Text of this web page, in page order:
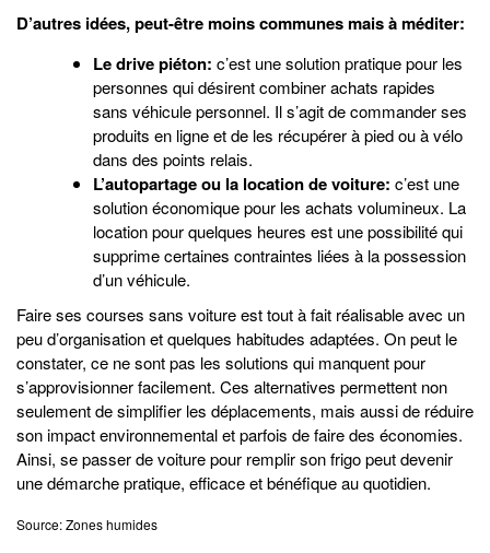
D’autres idées, peut-être moins communes mais à méditer:
Le drive piéton: c’est une solution pratique pour les
personnes qui désirent combiner achats rapides
sans véhicule personnel. Il s’agit de commander ses
produits en ligne et de les récupérer à pied ou à vélo
dans des points relais.
L’autopartage ou la location de voiture: c’est une
solution économique pour les achats volumineux. La
location pour quelques heures est une possibilité qui
supprime certaines contraintes liées à la possession
d’un véhicule.
Faire ses courses sans voiture est tout à fait réalisable avec un
peu d’organisation et quelques habitudes adaptées. On peut le
constater, ce ne sont pas les solutions qui manquent pour
s’approvisionner facilement. Ces alternatives permettent non
seulement de simplifier les déplacements, mais aussi de réduire
son impact environnemental et parfois de faire des économies.
Ainsi, se passer de voiture pour remplir son frigo peut devenir
une démarche pratique, efficace et bénéfique au quotidien.
Source: Zones humides